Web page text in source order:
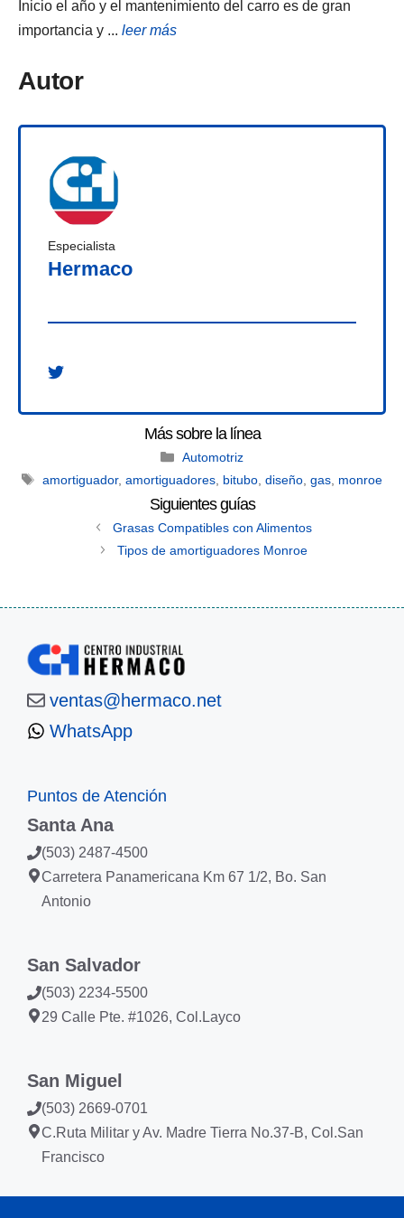
Inicio el año y el mantenimiento del carro es de gran
importancia y ... leer más
Autor
Especialista
Hermaco
Categories
Automotriz
Tags
amortiguador, amortiguadores bitubo diseño gas monroe
Grasas Compatibles con Alimentos
Tipos de amortiguadores Monroe
ventas@hermaco.net
WhatsApp
Puntos de Atención
Santa Ana
(503) 2487-4500
Carretera Panamericana Km 67 1/2, Bo. San
Antonio
San Salvador
(503) 2234-5500
29 Calle Pte. #1026, Col.Layco
San Miguel
(503) 2669-0701
C.Ruta Militar y Av. Madre Tierra No.37-B, Col.San
Francisco